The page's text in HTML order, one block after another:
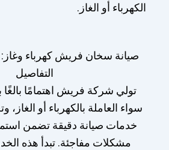
الكهرباء أو الغاز.
صيانة سخان فريش كهرباء
التفاصيل
تولي شركة فريش اهتمامًا بالغًا
سواء العاملة بالكهرباء أو
خدمات صيانة دقيقة تضمن
مشكلات مفاجئة. تبدأ هذه